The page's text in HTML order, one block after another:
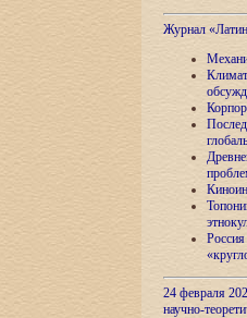
Журнал
24 февраля
научно-